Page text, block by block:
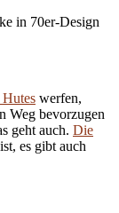
werfen,
Weg bevorzugen
geht auch. Die
es gibt auch